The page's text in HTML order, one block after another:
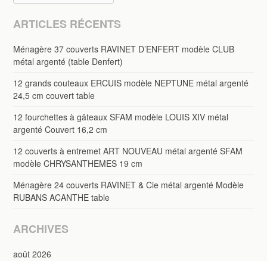
ARTICLES RÉCENTS
Ménagère 37 couverts RAVINET D’ENFERT modèle CLUB
métal argenté (table Denfert)
12 grands couteaux ERCUIS modèle NEPTUNE métal argenté
24,5 cm couvert table
12 fourchettes à gâteaux SFAM modèle LOUIS XIV métal
argenté Couvert 16,2 cm
12 couverts à entremet ART NOUVEAU métal argenté SFAM
modèle CHRYSANTHEMES 19 cm
Ménagère 24 couverts RAVINET & Cie métal argenté Modèle
RUBANS ACANTHE table
ARCHIVES
août 2026